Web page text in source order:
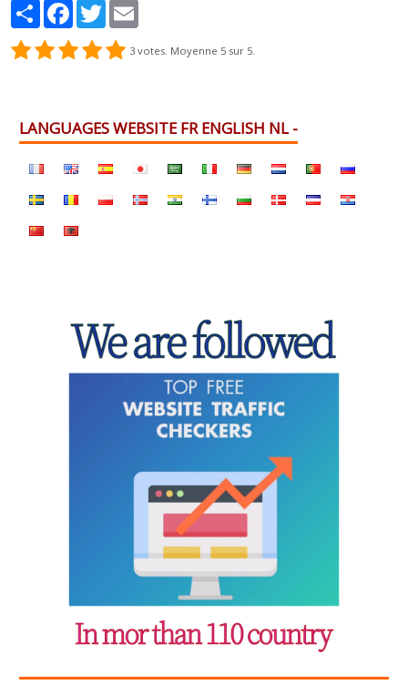
PartagerFacebook
Twitter
3 votes. Moyenne 5 sur 5.
LANGUAGES WEBSITE FR ENGLISH NL -